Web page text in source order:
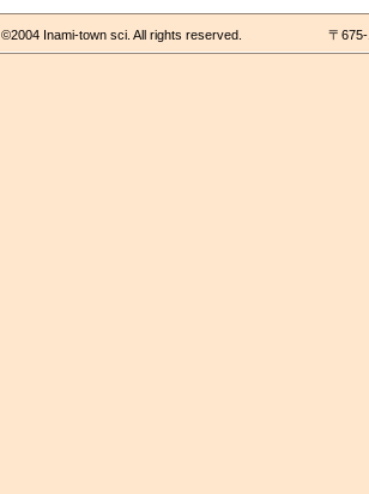
〒
©2004 Inami-town sci. All rights reserved.